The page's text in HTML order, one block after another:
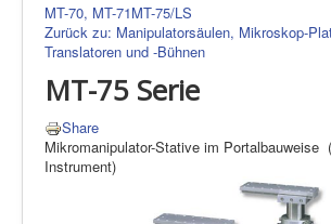
MT-70, MT-71MT-75/LS
Zurück zu: Manipulatorsäulen, Mikroskop-
Translatoren und -Bühnen
MT-75 Serie
Share
Mikromanipulator-Stative im Portalbauweise
Instrument)